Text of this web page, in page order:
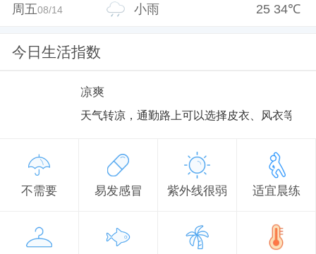
周五08/14 小雨 25 34℃
今日生活指数
凉爽
天气转凉，通勤路上可以选择皮衣、风衣等防
不需要 易发感冒 紫外线很弱 适宜晨练